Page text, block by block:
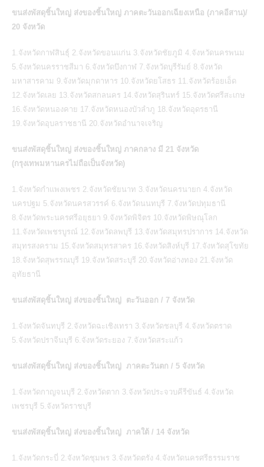
ขนส่งพัสดุชิ้นใหญ่ ส่งของชิ้นใหญ่ ภาคตะวันออกเฉียงเหนือ (ภาคอีสาน)/
20 จังหวัด
1.จังหวัดกาฬสินธุ์ 2.จังหวัดขอนแก่น 3.จังหวัดชัยภูมิ 4.จังหวัดนครพนม
5.จังหวัดนครราชสีมา 6.จังหวัดบึงกาฬ 7.จังหวัดบุรีรัมย์ 8.จังหวัด
มหาสารคาม 9.จังหวัดมุกดาหาร 10.จังหวัดยโสธร 11.จังหวัดร้อยเอ็ด
12.จังหวัดเลย 13.จังหวัดสกลนคร 14.จังหวัดสุรินทร์ 15.จังหวัดศรีสะเกษ
16.จังหวัดหนองคาย 17.จังหวัดหนองบัวลำภู 18.จังหวัดอุดรธานี
19.จังหวัดอุบลราชธานี 20.จังหวัดอำนาจเจริญ
ขนส่งพัสดุชิ้นใหญ่ ส่งของชิ้นใหญ่ ภาคกลาง มี 21 จังหวัด
(กรุงเทพมหานครไม่ถือเป็นจังหวัด)
1.จังหวัดกำแพงเพชร 2.จังหวัดชัยนาท 3.จังหวัดนครนายก 4.จังหวัด
นครปฐม 5.จังหวัดนครสวรรค์ 6.จังหวัดนนทบุรี 7.จังหวัดปทุมธานี
8.จังหวัดพระนครศรีอยุธยา 9.จังหวัดพิจิตร 10.จังหวัดพิษณุโลก
11.จังหวัดเพชรบูรณ์ 12.จังหวัดลพบุรี 13.จังหวัดสมุทรปราการ 14.จังหวัด
สมุทรสงคราม 15.จังหวัดสมุทรสาคร 16.จังหวัดสิงห์บุรี 17.จังหวัดสุโขทัย
18.จังหวัดสุพรรณบุรี 19.จังหวัดสระบุรี 20.จังหวัดอ่างทอง 21.จังหวัด
อุทัยธานี
ขนส่งพัสดุชิ้นใหญ่ ส่งของชิ้นใหญ่ ตะวันออก / 7 จังหวัด
1.จังหวัดจันทบุรี 2.จังหวัดฉะเชิงเทรา 3.จังหวัดชลบุรี 4.จังหวัดตราด
5.จังหวัดปราจีนบุรี 6.จังหวัดระยอง 7.จังหวัดสระแก้ว
ขนส่งพัสดุชิ้นใหญ่ ส่งของชิ้นใหญ่ ภาคตะวันตก / 5 จังหวัด
1.จังหวัดกาญจนบุรี 2.จังหวัดตาก 3.จังหวัดประจวบคีรีขันธ์ 4.จังหวัด
เพชรบุรี 5.จังหวัดราชบุรี
ขนส่งพัสดุชิ้นใหญ่ ส่งของชิ้นใหญ่ ภาคใต้ / 14 จังหวัด
1.จังหวัดกระบี่ 2.จังหวัดชุมพร 3.จังหวัดตรัง 4.จังหวัดนครศรีธรรมราช